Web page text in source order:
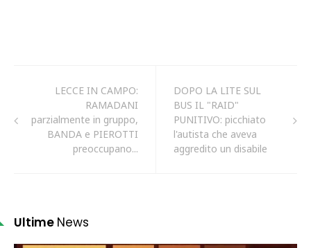
LECCE IN CAMPO:
RAMADANI
parzialmente in gruppo,
BANDA e PIEROTTI
preoccupano...
DOPO LA LITE SUL
BUS IL "RAID"
PUNITIVO: picchiato
l'autista che aveva
aggredito un disabile
Ultime News